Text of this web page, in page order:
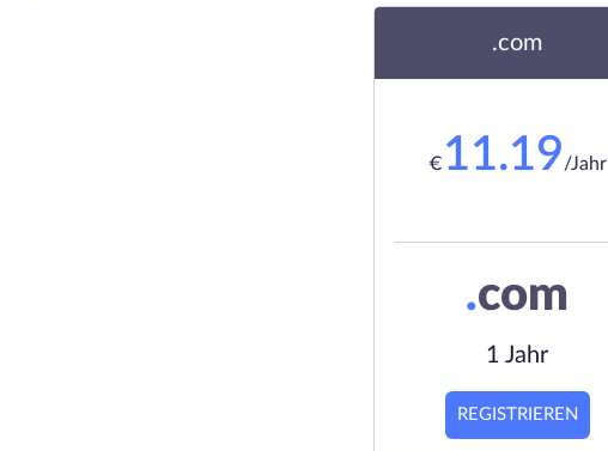
.com
€ 11.19/Jahr
.com
1 Jahr
REGISTRIEREN